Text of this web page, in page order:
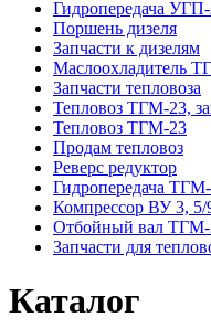
Гидропередача
Поршень дизеля
Запчасти к дизелям
Маслоохладитель
Запчасти тепловоза
Тепловоз ТГМ-23,
Тепловоз ТГМ-23
Продам тепловоз
Реверс редуктор
Гидропередача
Компрессор ВУ 3, 5/
Отбойный вал ТГМ-
Запчасти для
Каталог